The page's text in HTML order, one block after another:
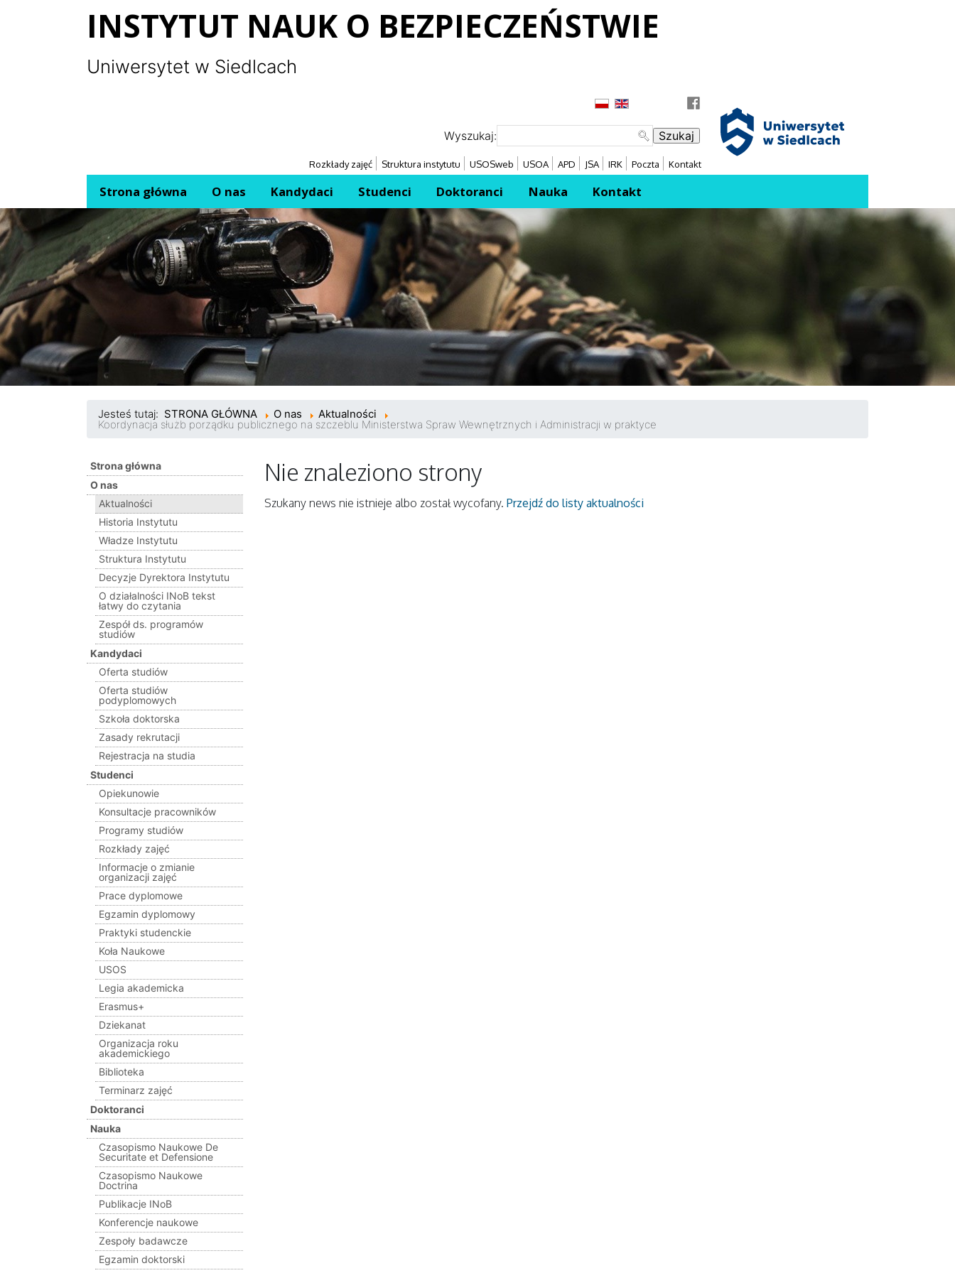
INSTYTUT NAUK O BEZPIECZEŃSTWIE
Uniwersytet w Siedlcach
Przejdź do Facebooka
Przejdź do Instagrama
Wyszukaj:
Rozkłady zajęć Struktura instytutu USOSweb USOA APD JSA IRK Poczta Kontakt
Strona główna O nas Kandydaci Studenci Doktoranci Nauka Kontakt
Jesteś tutaj: STRONA GŁÓWNA O nas Aktualności
Koordynacja służb porządku publicznego na szczeblu Ministerstwa Spraw Wewnętrznych i Administracji w praktyce
Strona główna
O nas
Aktualności
Historia Instytutu
Władze Instytutu
Struktura Instytutu
Decyzje Dyrektora Instytutu
O działalności INoB tekst
łatwy do czytania
Zespół ds. programów
studiów
Kandydaci
Oferta studiów
Oferta studiów
podyplomowych
Szkoła doktorska
Zasady rekrutacji
Rejestracja na studia
Studenci
Opiekunowie
Konsultacje pracowników
Programy studiów
Rozkłady zajęć
Informacje o zmianie
organizacji zajęć
Prace dyplomowe
Egzamin dyplomowy
Praktyki studenckie
Koła Naukowe
USOS
Legia akademicka
Erasmus+
Dziekanat
Organizacja roku
akademickiego
Biblioteka
Terminarz zajęć
Doktoranci
Nauka
Czasopismo Naukowe De
Securitate et Defensione
Czasopismo Naukowe
Doctrina
Publikacje INoB
Konferencje naukowe
Zespoły badawcze
Egzamin doktorski
Nie znaleziono strony
Szukany news nie istnieje albo został wycofany. Przejdź do listy aktualności